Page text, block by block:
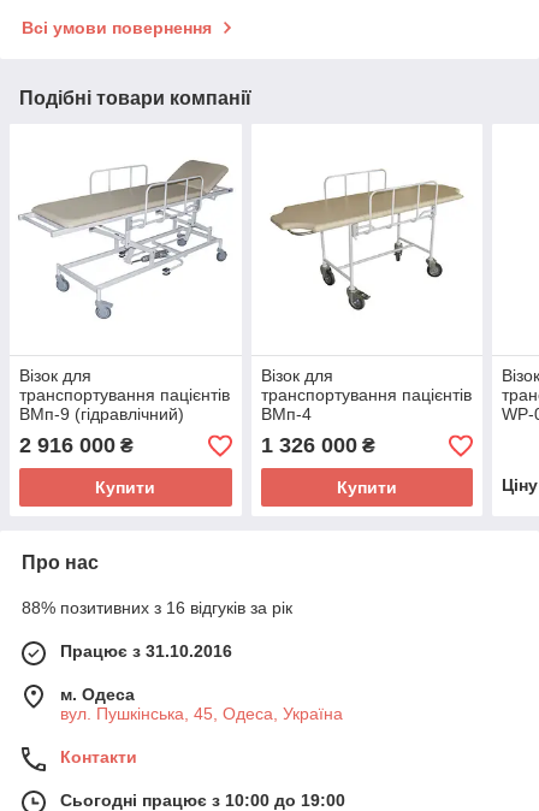
Всі умови повернення
Подібні товари компанії
Візок для
транспортування пацієнтів
ВМп-9 (гідравлічний)
2 916 000 ₴
Купити
Візок для
транспортування пацієнтів
ВМп-4
1 326 000₴
Купити
Про нас
88% позитивних з 16 відгуків за рік
Працює з 31.10.2016
м. Одеса
вул. Пушкінська, 45, Одеса, Україна
Контакти
Сьогодні працює з 10:00 до 19:00